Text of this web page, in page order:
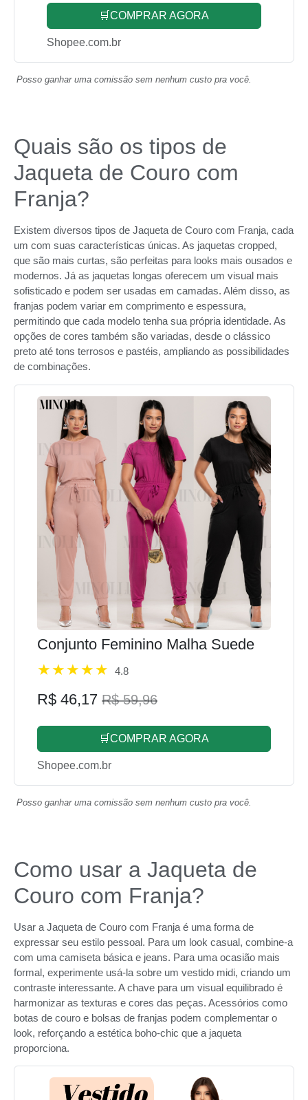
🛒COMPRAR AGORA
Shopee.com.br
Posso ganhar uma comissão sem nenhum custo pra você.
Quais são os tipos de
Jaqueta de Couro com
Franja?
Existem diversos tipos de Jaqueta de Couro com Franja, cada
um com suas características únicas. As jaquetas cropped,
que são mais curtas, são perfeitas para looks mais ousados e
modernos. Já as jaquetas longas oferecem um visual mais
sofisticado e podem ser usadas em camadas. Além disso, as
franjas podem variar em comprimento e espessura,
permitindo que cada modelo tenha sua própria identidade. As
opções de cores também são variadas, desde o clássico
preto até tons terrosos e pastéis, ampliando as possibilidades
de combinações.
Conjunto Feminino Malha Suede
4.8
R$ 46,17 R$ 59,96
🛒COMPRAR AGORA
Shopee.com.br
Posso ganhar uma comissão sem nenhum custo pra você.
Como usar a Jaqueta de
Couro com Franja?
Usar a Jaqueta de Couro com Franja é uma forma de
expressar seu estilo pessoal. Para um look casual, combine-a
com uma camiseta básica e jeans. Para uma ocasião mais
formal, experimente usá-la sobre um vestido midi, criando um
contraste interessante. A chave para um visual equilibrado é
harmonizar as texturas e cores das peças. Acessórios como
botas de couro e bolsas de franjas podem complementar o
look, reforçando a estética boho-chic que a jaqueta
proporciona.